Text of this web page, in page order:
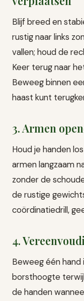
Blijf breed en
rustig naar links
vallen; houd de
Keer terug naar
Beweeg binnen
haast kunt
3. Armen
Houd je handen
armen langzaam
zonder de
de rustige
coördinatiedrill,
4.
Beweeg één
borsthoogte
de handen